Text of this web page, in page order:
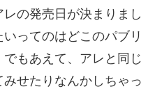
の発売日が決まりまし
ってのはどこのパブリ
もあえて、アレと同じ
せたりなんかしちゃっ